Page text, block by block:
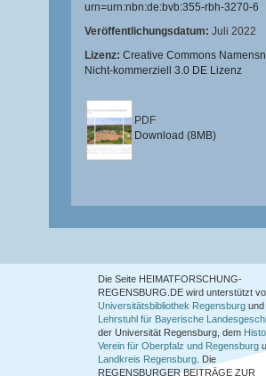
urn=urn:nbn:de:bvb:355-rbh-3270-6
Veröffentlichungsdatum: Juli 2022
Lizenz: Creative Commons
Nicht-kommerziell 3.0 DE Lizenz
PDF
Download (8MB)
Die Seite HEIMATFORSCHUNG-
REGENSBURG.DE wird unterstützt
Universitätsbibliothek Regensburg und
Lehrstuhl für Bayerische
der Universität Regensburg, dem
Verein für Oberpfalz und Regensburg
Landkreis Regensburg . Die
REGENSBURGER BEITRÄGE ZUR